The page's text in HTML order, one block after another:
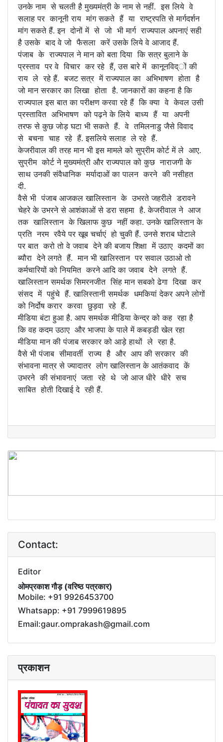
उनके नाम से चलती है मुख्यमंत्री के नाम से नहीं. इस लिये वे
सलाह पर कानूनी राय मांग सकते हैं या राष्ट्रपति से मार्गदर्शन
मांग सकते हैं. इन दोनों में से जो भी मार्ग राज्यपाल अपनाएं सही
है उसके बाद वे जो फैसला करें उसके लिये वे आजाद हैं.
पंजाब के राज्यपाल ने मान को बता दिया कि सत्र बुलाने के
प्रस्ताव पर वे विचार कर रहे हैं, उस बारे में कानूनविद्ों की
राय ले रहे हैं. बजट सत्र में राज्यपाल का अभिभाषण होता है
जो मान सरकार का लिखा होता है. जानकारों का कहना है कि
राज्यपाल इस बात का परीक्षण करवा रहे हैं कि क्या वे केवल उसी
प्रस्तावित अभिभाषण को पढ़ने के लिये बाध्य हैं या अपनी
तरफ से कुछ जोड़ घटा भी सकते हैं. वे तमिलनाडु जैसे विवाद
से बचना चाह रहे हैं. इसलिये सलाह ले रहे हैं.
केजरीवाल की तरह मान भी इस मामले को सुप्रीम कोर्ट में ले आए.
सुप्रीम कोर्ट ने मुख्यमंत्री और राज्यपाल को कुछ नाराजगी के
साथ उनकी संवैधानिक मर्यादाओं का पालन करने की नसीहत
दी.
वैसे भी पंजाब आजकल खालिस्तान के उभरते जहरीले डरावने
चेहरे के उभरने से आशंकाओं से डरा सहमा है. केजरीवाल ने आज
तक खालिस्तान के खिलाफ कुछ नहीं कहा. उनके खालिस्तान के
प्रति नरम रवैये पर खूब चर्चाएं हो चुकी हैं. उनसे शराब घोटाले
पर बात करो तो वे जवाब देने की बजाय शिक्षा में उठाए कदमों का
ब्यौरा देने लगते हैं. मान भी खालिस्तान पर सवाल उठाओ तो
कर्मचारियों को नियमित करने आदि का जवाब देेने लगते हैं.
खालिस्तान समर्थक सिमरनजीत सिंह मान सबको ढेगा दिखा कर
संसद में पहुंचे हैं. खालिस्तानी समर्थक धमकियां देकर अपने लोगों
को निर्दोष करार करवा छुड़वा रहे हैं.
मीडिया बंटा हुआ है. आप समर्थक मीडिया केन्द्र को कह रहा है
कि वह कदम उठाए और भाजपा के पाले में कबड़डी खेल रहा
मीडिया मान की पंजाब सरकार को आड़े हाथों ले रहा है.
वैसे भी पंजाब सीमावर्ती राज्य है और आप की सरकार की
संभावना मात्र से ज्यादातर लोग खालिस्तान के आतंकवाद कें
उभरने की संभावनाएं जता रहे थे जो आज धीरे धीरे सच
साबित होती दिखाई दे रही हैं.
Contact:
Editor
ओमप्रकाश गौड़ (वरिष्ठ पत्रकार)
Mobile: +91 9926453700
Whatsapp: +91 7999619895
Email:gaur.omprakash@gmail.com
प्रकाशन